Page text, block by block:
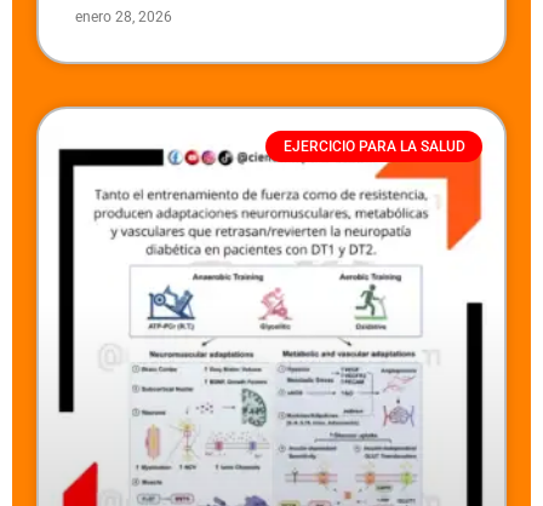
enero 28, 2026
EJERCICIO PARA LA SALUD